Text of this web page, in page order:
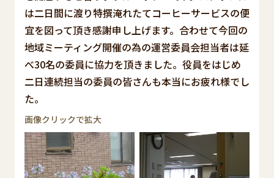
は二日間に渡り特撰淹れたてコーヒーサービスの便
宜を図って頂き感謝申し上げます。合わせて今回の
地域ミーティング開催の為の運営委員会担当者は延
べ30名の委員に協力を頂きました。役員をはじめ
二日連続担当の委員の皆さんも本当にお疲れ様でし
た。
画像クリックで拡大